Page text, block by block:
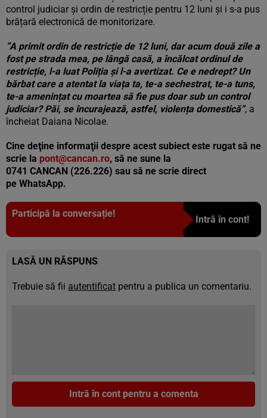
control judiciar și ordin de restricție pentru 12 luni și i s-a pus
brățară electronică de monitorizare.
”A primit ordin de restricție de 12 luni, dar acum două zile a
fost pe strada mea, pe lângă casă, a încălcat ordinul de
restricție, l-a luat Poliția și l-a avertizat. Ce e nedrept? Un
bărbat care a atentat la viața ta, te-a sechestrat, te-a tuns,
te-a amenințat cu moartea să fie pus doar sub un control
judiciar? Păi, se încurajează, astfel, violența domestică”, a
încheiat Daiana Nicolae.
Cine deţine informaţii despre acest subiect este rugat să ne
scrie la pont@cancan.ro, să ne sune la
0741 CANCAN (226.226) sau să ne scrie direct
pe WhatsApp.
Participă la conversație!
Intră în cont!
LASĂ UN RĂSPUNS
Trebuie să fii autentificat pentru a publica un comentariu.
Intră în cont pentru a comenta